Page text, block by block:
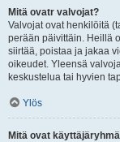
Mitä ovatr valvojat?
Valvojat ovat henkilöitä
perään päivittäin. Heillä
siirtää, poistaa ja jakaa
oikeudet. Yleensä
keskustelua tai hyvien
Ylös
Mitä ovat